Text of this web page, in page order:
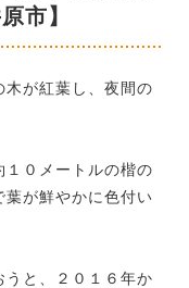
市】
が紅葉し、夜間の
１０メートルの楷の
葉が鮮やかに色付い
と、２０１６年か